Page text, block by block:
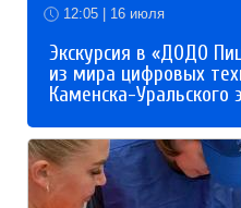
12:05 | 16 июля
Экскурсия в «ДОДО
из мира цифровых
Каменска-Уральского